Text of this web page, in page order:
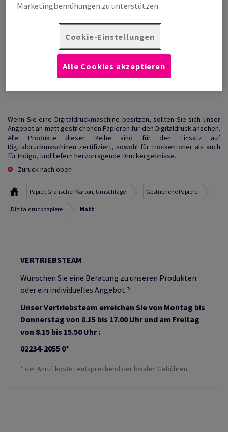
Plotterrollen matt
Einseitig mattgestrichene Plotterrollen für den graphische
Druckanwendung.
Zeige Produkte(1)
Wenn Sie eine Digitaldruckmaschine besitzen, sollten Sie sich unser
Angebot an matt gestrichenen Papieren für den Digitaldruck ansehen.
Alle Produkte dieser Reihe sind für den Einsatz auf
Digitaldruckmaschinen zertifiziert, sowohl für Trockentoner als auch
für Indigo, und liefern hervorragende Druckergebnisse.
Zurück nach oben
Papier, Grafischer Karton, Umschläge Gestrichene Papiere
Digitaldruckpapiere Matt
VERTRIEBSTEAM
Wünschen Sie eine Beratung zu unseren Produkten
oder ein individuelles Angebot ?
Unser Vertriebsteam erreichen Sie von Montag bis
Donnerstag von 8.15 bis 17.00 Uhr und am Freitag
von 8.15 bis 15.50 Uhr :
02234-2055 0*
* der Anruf kostet entsprechend der lokalen Gebühren.
Marketingbemühungen zu unterstützen.
Cookie-Einstellungen
Alle Cookies akzeptieren